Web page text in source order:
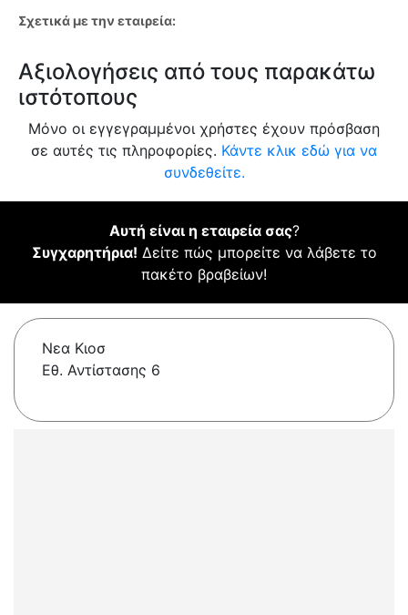
Σχετικά με την εταιρεία:
Αξιολογήσεις από τους παρακάτω
ιστότοπους
Μόνο οι εγγεγραμμένοι χρήστες έχουν πρόσβαση
σε αυτές τις πληροφορίες. Κάντε κλικ εδώ για να
συνδεθείτε.
Αυτή είναι η εταιρεία σας?
Συγχαρητήρια! Δείτε πώς μπορείτε να λάβετε το
πακέτο βραβείων!
Νεα Κιοσ
Εθ. Αντίστασης 6